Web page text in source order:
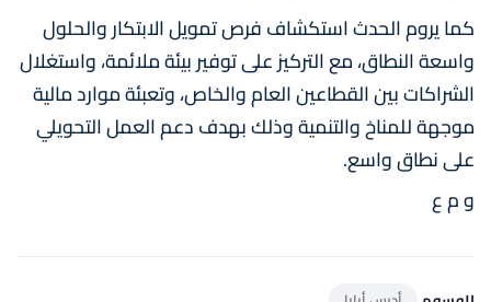
كما يروم الحدث استكشاف فرص تمويل الابتكار والحلول
واسعة النطاق، مع التركيز على توفير بيئة ملائمة، واستغلال
الشراكات بين القطاعين العام والخاص، وتعبئة موارد مالية
موجهة للمناخ والتنمية وذلك بهدف دعم العمل التحويلي
على نطاق واسع.
و م ع